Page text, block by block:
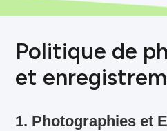
Politique de
et
1. Photographies et